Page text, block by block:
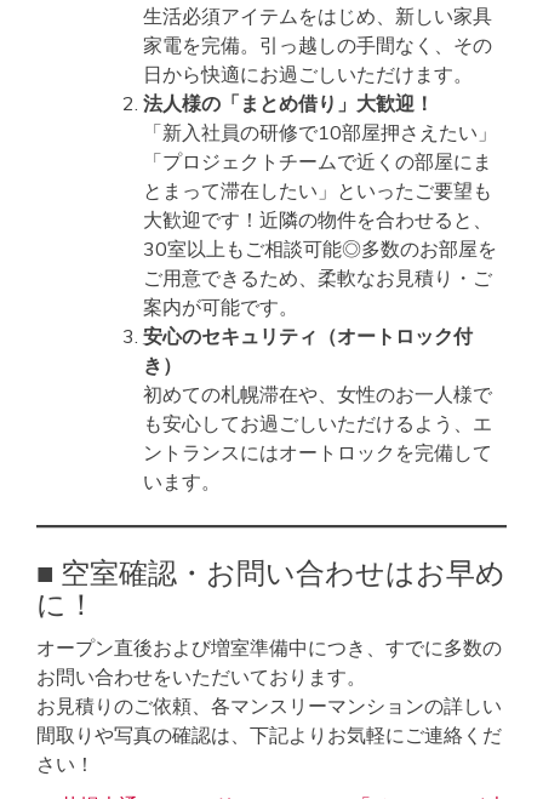
生活必須アイテムをはじめ、新しい家具
家電を完備。引っ越しの手間なく、その
日から快適にお過ごしいただけます。
法人様の「まとめ借り」大歓迎！
「新入社員の研修で10部屋押さえたい」
「プロジェクトチームで近くの部屋にま
とまって滞在したい」といったご要望も
大歓迎です！近隣の物件を合わせると、
30室以上もご相談可能◎多数のお部屋を
ご用意できるため、柔軟なお見積り・ご
案内が可能です。
安心のセキュリティ（オートロック付
き）
初めての札幌滞在や、女性のお一人様で
も安心してお過ごしいただけるよう、エ
ントランスにはオートロックを完備して
います。
■ 空室確認・お問い合わせはお早め
に！
オープン直後および増室準備中につき、すでに多数の
お問い合わせをいただいております。
お見積りのご依頼、各マンスリーマンションの詳しい
間取りや写真の確認は、下記よりお気軽にご連絡くだ
さい！